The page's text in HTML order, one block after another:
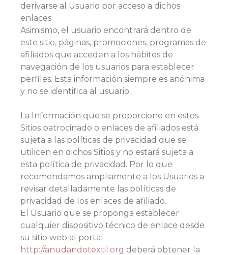
derivarse al Usuario por acceso a dichos
enlaces.
Asimismo, el usuario encontrará dentro de
este sitio, páginas, promociones, programas de
afiliados que acceden a los hábitos de
navegación de los usuarios para establecer
perfiles. Esta información siempre es anónima
y no se identifica al usuario.
La Información que se proporcione en estos
Sitios patrocinado o enlaces de afiliados está
sujeta a las políticas de privacidad que se
utilicen en dichos Sitios y no estará sujeta a
esta política de privacidad. Por lo que
recomendamos ampliamente a los Usuarios a
revisar detalladamente las políticas de
privacidad de los enlaces de afiliado.
El Usuario que se proponga establecer
cualquier dispositivo técnico de enlace desde
su sitio web al portal
http://anudandotextil.org deberá obtener la